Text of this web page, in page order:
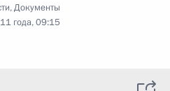
,Документы
года, 09:15